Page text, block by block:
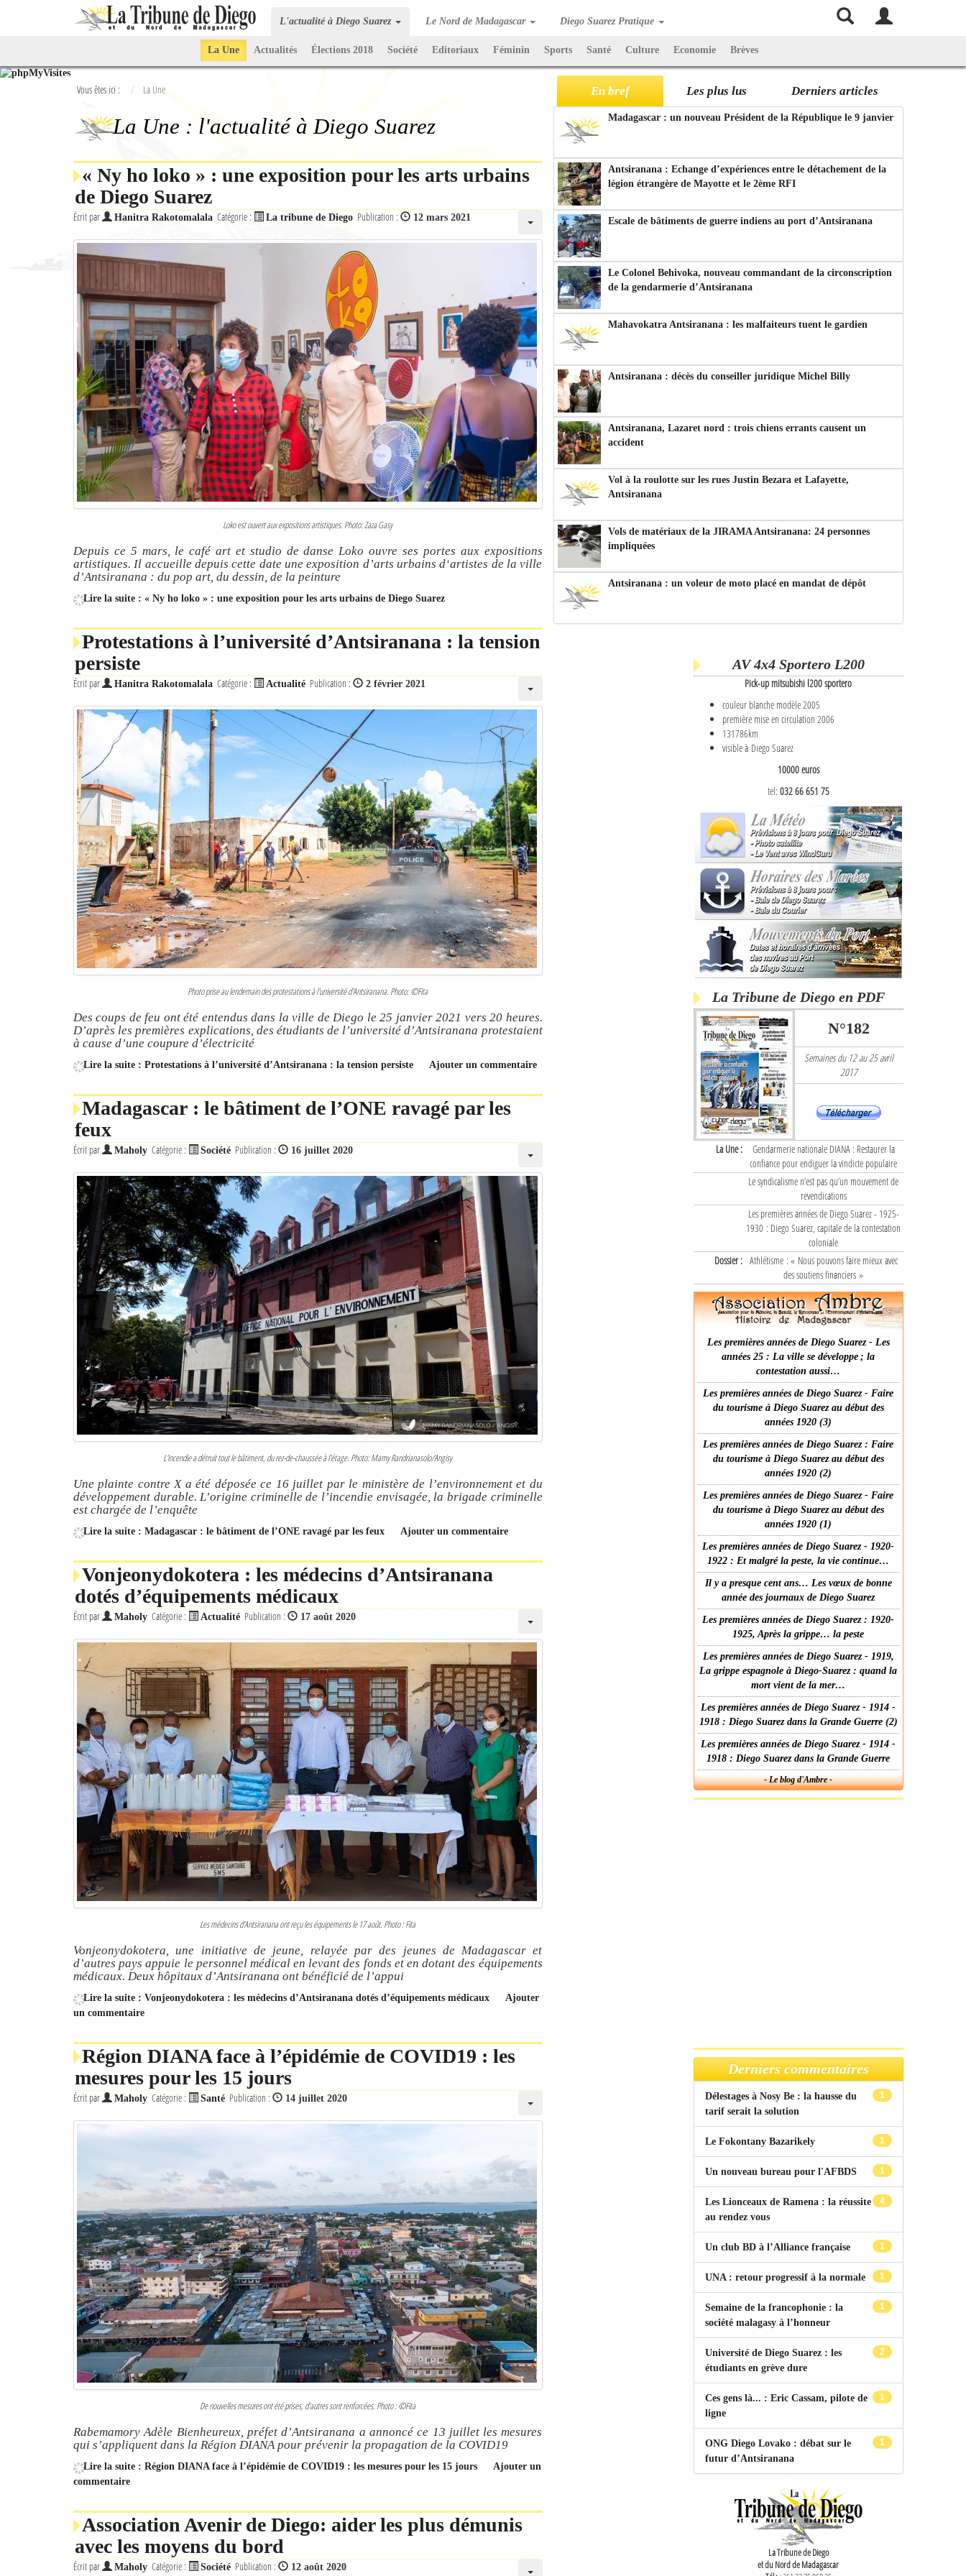
L'actualité à Diego Suarez Le Nord de Madagascar Diego Suarez Pratique
La Une Actualités Élections 2018 Société Editoriaux Féminin Sports Santé Culture Economie Brèves
Vous êtes ici : La Une
La Une : l'actualité à Diego Suarez
« Ny ho loko » : une exposition pour les arts urbains
de Diego Suarez
Écrit par Hanitra Rakotomalala Catégorie : La tribune de Diego Publication : 12 mars 2021
Loko est ouvert aux expositions artistiques. Photo: Zaza Gasy
Depuis ce 5 mars, le café art et studio de danse Loko ouvre ses portes aux expositions
artistiques. Il accueille depuis cette date une exposition d’arts urbains d‘artistes de la ville
d’Antsiranana : du pop art, du dessin, de la peinture
Lire la suite : « Ny ho loko » : une exposition pour les arts urbains de Diego Suarez
Protestations à l’université d’Antsiranana : la tension
persiste
Écrit par Hanitra Rakotomalala Catégorie : Actualité Publication : 2 février 2021
Photo prise au lendemain des protestations à l'université d'Antsiranana. Photo: ©Fita
Des coups de feu ont été entendus dans la ville de Diego le 25 janvier 2021 vers 20 heures.
D’après les premières explications, des étudiants de l’université d’Antsiranana protestaient
à cause d’une coupure d’électricité
Lire la suite : Protestations à l’université d’Antsiranana : la tension persiste Ajouter un commentaire
Madagascar : le bâtiment de l’ONE ravagé par les
feux
Écrit par Maholy Catégorie : Société Publication : 16 juillet 2020
L'incendie a détruit tout le bâtiment, du rez-de-chaussée à l'étage. Photo: Mamy Randrianasolo/Angisy
Une plainte contre X a été déposée ce 16 juillet par le ministère de l’environnement et du
développement durable. L’origine criminelle de l’incendie envisagée, la brigade criminelle
est chargée de l’enquête
Lire la suite : Madagascar : le bâtiment de l’ONE ravagé par les feux Ajouter un commentaire
Vonjeonydokotera : les médecins d’Antsiranana
dotés d’équipements médicaux
Écrit par Maholy Catégorie : Actualité Publication : 17 août 2020
Les médecins d’Antsiranana ont reçu les équipements le 17 août. Photo : Fita
Vonjeonydokotera, une initiative de jeune, relayée par des jeunes de Madagascar et
d’autres pays appuie le personnel médical en levant des fonds et en dotant des équipements
médicaux. Deux hôpitaux d’Antsiranana ont bénéficié de l’appui
Lire la suite : Vonjeonydokotera : les médecins d’Antsiranana dotés d’équipements médicaux
Ajouter
un commentaire
Région DIANA face à l’épidémie de COVID19 : les
mesures pour les 15 jours
Écrit par Maholy Catégorie : Santé Publication : 14 juillet 2020
De nouvelles mesures ont été prises, d’autres sont renforcées. Photo : ©Fita
Rabemamory Adèle Bienheureux, préfet d’Antsiranana a annoncé ce 13 juillet les mesures
qui s’appliquent dans la Région DIANA pour prévenir la propagation de la COVID19
Lire la suite : Région DIANA face à l’épidémie de COVID19 : les mesures pour les 15 jours
Ajouter un
commentaire
Association Avenir de Diego: aider les plus démunis
avec les moyens du bord
Écrit par Maholy Catégorie : Société Publication : 12 août 2020
En bref Les plus lus Derniers articles
Madagascar : un nouveau Président de la République le 9 janvier
Antsiranana : Echange d’expériences entre le détachement de la
légion étrangère de Mayotte et le 2ème RFI
Escale de bâtiments de guerre indiens au port d’Antsiranana
Le Colonel Behivoka, nouveau commandant de la circonscription
de la gendarmerie d’Antsiranana
Mahavokatra Antsiranana : les malfaiteurs tuent le gardien
Antsiranana : décès du conseiller juridique Michel Billy
Antsiranana, Lazaret nord : trois chiens errants causent un
accident
Vol à la roulotte sur les rues Justin Bezara et Lafayette,
Antsiranana
Vols de matériaux de la JIRAMA Antsiranana: 24 personnes
impliquées
Antsiranana : un voleur de moto placé en mandat de dépôt
AV 4x4 Sportero L200
Pick-up mitsubishi l200 sportero
couleur blanche modèle 2005
première mise en circulation 2006
131786km
visible à Diego Suarez
10000 euros
tel: 032 66 651 75
La Tribune de Diego en PDF
N°182
Semaines du 12 au 25 avril
2017
La Une :
Gendarmerie nationale DIANA : Restaurer la
confiance pour endiguer la vindicte populaire
Le syndicalisme n’est pas qu’un mouvement de
revendications
Les premières années de Diego Suarez - 1925-
1930 : Diego Suarez, capitale de la contestation
coloniale
Dossier : Athlétisme : « Nous pouvons faire mieux avec
des soutiens financiers »
Les premières années de Diego Suarez - Les
années 25 : La ville se développe ; la
contestation aussi…
Les premières années de Diego Suarez - Faire
du tourisme à Diego Suarez au début des
années 1920 (3)
Les premières années de Diego Suarez : Faire
du tourisme à Diego Suarez au début des
années 1920 (2)
Les premières années de Diego Suarez - Faire
du tourisme à Diego Suarez au début des
années 1920 (1)
Les premières années de Diego Suarez - 1920-
1922 : Et malgré la peste, la vie continue…
Il y a presque cent ans… Les vœux de bonne
année des journaux de Diego Suarez
Les premières années de Diego Suarez : 1920-
1925, Après la grippe… la peste
Les premières années de Diego Suarez - 1919,
La grippe espagnole à Diego-Suarez : quand la
mort vient de la mer…
Les premières années de Diego Suarez - 1914 -
1918 : Diego Suarez dans la Grande Guerre (2)
Les premières années de Diego Suarez - 1914 -
1918 : Diego Suarez dans la Grande Guerre
- Le blog d'Ambre -
Derniers commentaires
1
Délestages à Nosy Be : la hausse du
tarif serait la solution
1
Le Fokontany Bazarikely
1
Un nouveau bureau pour l'AFBDS
4
Les Lionceaux de Ramena : la réussite
au rendez vous
1
Un club BD à l’Alliance française
1
UNA : retour progressif à la normale
1
Semaine de la francophonie : la
société malagasy à l’honneur
2
Université de Diego Suarez : les
étudiants en grève dure
1
Ces gens là... : Eric Cassam, pilote de
ligne
1
ONG Diego Lovako : débat sur le
futur d’Antsiranana
La Tribune de Diego
et du Nord de Madagascar